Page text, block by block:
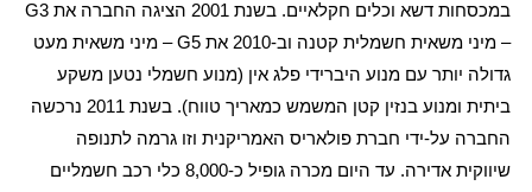
במכסחות דשא וכלים חקלאיים. בשנת 2001 הציגה החברה את
G3
– מיני משאית חשמלית קטנה וב-2010 את
G5– מיני משאית מעט
גדולה יותר עם מנוע היברידי פלג אין (מנוע חשמלי נטען משקע
ביתית ומנוע בנזין קטן המשמש כמאריך טווח). בשנת 2011 נרכשה
החברה על-ידי חברת פולאריס האמריקנית וזו גרמה לתנופה
שיווקית אדירה. עד היום מכרה גופיל כ-8,000 כלי רכב חשמליים